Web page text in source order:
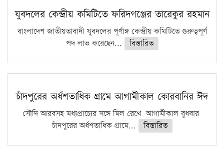
কঠোর হচ্ছে এসএসসি ও এইচএসসি পরীক্ষা
ফরিদগঞ্জে আগুনে পুড়লো ৬ ব্যবসা প্রতিষ্ঠান
যুবদলের কেন্দ্রীয় কমিটিতে ফরিদগঞ্জের তারেকুর রহমান
বাংলাদেশ জাতীয়তাবাদী যুবদলের পূর্ণাঙ্গ কেন্দ্রীয় কমিটিতে গুরুত্বপূর্ণ
পদ লাভ করেছেন...
বিস্তারিত
চাঁদপুরের অর্ধশতাধিক গ্রামে আগামীকাল কোরবানির ঈদ
সৌদি আরবসহ মধ্যপ্রাচ্যের সঙ্গে মিল রেখে আগামীকাল বুধবার
চাঁদপুরের অর্ধশতাধিক গ্রামে...
বিস্তারিত